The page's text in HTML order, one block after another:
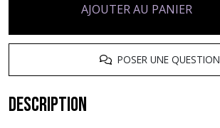
AJOUTER AU PANIER
POSER UNE QUESTION
Description